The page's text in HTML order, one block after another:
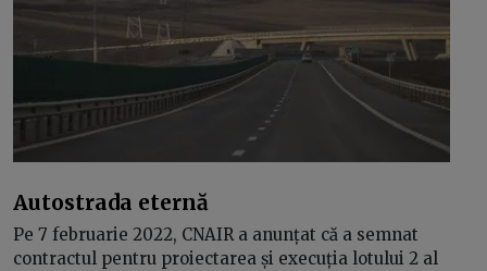
Autostrada eternă
Pe 7 februarie 2022, CNAIR a anunțat că a semnat
contractul pentru proiectarea și execuția lotului 2 al